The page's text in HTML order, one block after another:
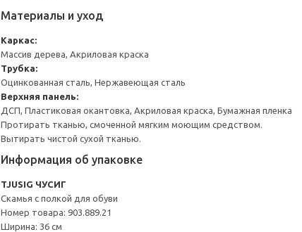
Материалы и уход
Каркас:
Массив дерева, Акриловая краска
Трубка:
Оцинкованная сталь, Нержавеющая сталь
Верхняя панель:
ДСП, Пластиковая окантовка, Акриловая краска, Бумажная пленка
Протирать тканью, смоченной мягким моющим средством.
Вытирать чистой сухой тканью.
Информация об упаковке
TJUSIG ЧУСИГ
Скамья с полкой для обуви
Номер товара: 903.889.21
Ширина: 36 см